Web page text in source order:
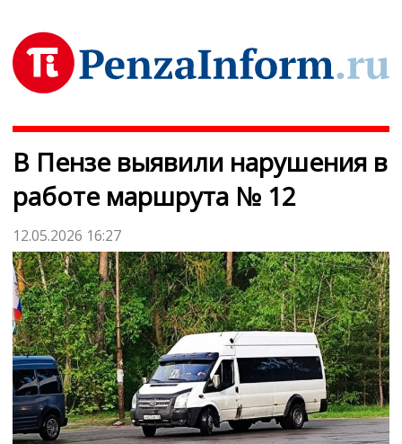
В Пензе выявили нарушения в
работе маршрута № 12
12.05.2026 16:27